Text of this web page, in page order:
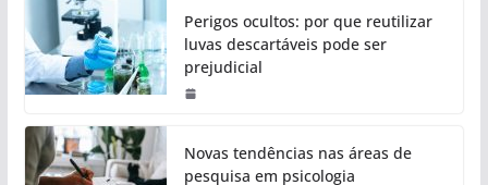
Perigos ocultos: por que reutilizar
luvas descartáveis pode ser
prejudicial
Novas tendências nas áreas de
pesquisa em psicologia